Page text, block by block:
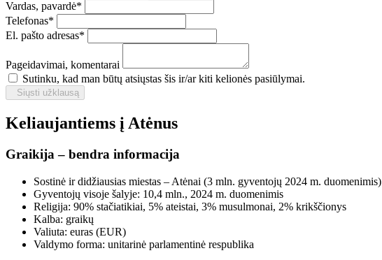
Vardas, pavardė*
Telefonas*
El. pašto adresas*
Pageidavimai, komentarai
Sutinku, kad man būtų atsiųstas šis ir/ar kiti kelionės pasiūlymai.
Siųsti užklausą
Keliaujantiems į Atėnus
Graikija – bendra informacija
Sostinė ir didžiausias miestas – Atėnai (3 mln. gyventojų 2024 m. duomenimis)
Gyventojų visoje šalyje: 10,4 mln., 2024 m. duomenimis
Religija: 90% stačiatikiai, 5% ateistai, 3% musulmonai, 2% krikščionys
Kalba: graikų
Valiuta: euras (EUR)
Valdymo forma: unitarinė parlamentinė respublika